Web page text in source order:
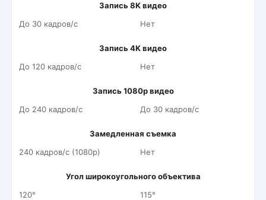
Запись 8K видео
До 30 кадров/c
Нет
Запись 4K видео
До 120 кадров/c
Нет
Запись 1080p видео
До 240 кадров/c
До 30 кадров/c
Замедленная съемка
240 кадров/c (1080p)
Нет
Угол широкоугольного объектива
120°
115°